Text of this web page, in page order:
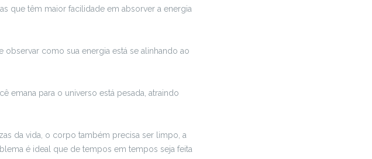
que têm maior facilidade em absorver a energia
como sua energia está se alinhando ao
emana para o universo está pesada, atraindo
da vida, o corpo também precisa ser limpo, a
é ideal que de tempos em tempos seja feita